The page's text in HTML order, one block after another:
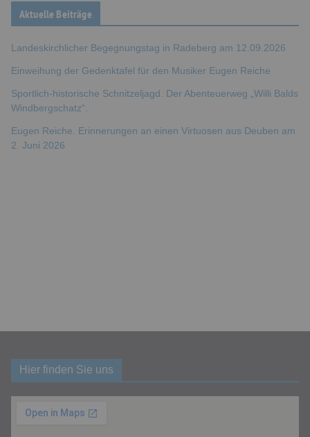
Aktuelle Beiträge
Landeskirchlicher Begegnungstag in Radeberg am 12.09.2026
Einweihung der Gedenktafel für den Musiker Eugen Reiche
Sportlich-historische Schnitzeljagd. Der Abenteuerweg „Willi Balds
Windbergschatz“.
Eugen Reiche. Erinnerungen an einen Virtuosen aus Deuben am
2. Juni 2026
Hier finden Sie uns